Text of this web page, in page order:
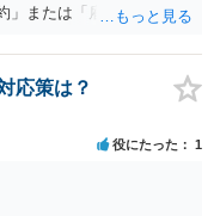
」または「雇用契約」が
場合には、契約内容（有
争点となり得ます。
も、有償の業務委託契約
るルートなどが理論上
られるわけではなく、当
拠関係によって結論が変
決めがなくても、同種業
応策は？
役にたった 1